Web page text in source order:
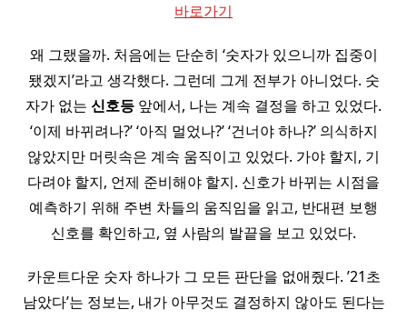
바로가기
왜 그랬을까. 처음에는 단순히 ‘숫자가 있으니까 집중이
됐겠지’라고 생각했다. 그런데 그게 전부가 아니었다. 숫
자가 없는 신호등 앞에서, 나는 계속 결정을 하고 있었다.
‘이제 바뀌려나?’ ‘아직 멀었나?’ ‘건너야 하나?’ 의식하지
않았지만 머릿속은 계속 움직이고 있었다. 가야 할지, 기
다려야 할지, 언제 준비해야 할지. 신호가 바뀌는 시점을
예측하기 위해 주변 차들의 움직임을 읽고, 반대편 보행
신호를 확인하고, 옆 사람의 발끝을 보고 있었다.
카운트다운 숫자 하나가 그 모든 판단을 없애줬다. ’21초
남았다’는 정보는, 내가 아무것도 결정하지 않아도 된다는